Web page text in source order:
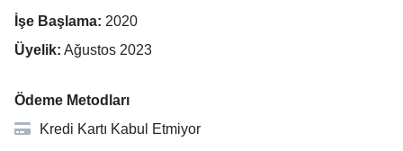
İşe Başlama: 2020
Üyelik: Ağustos 2023
Ödeme Metodları
Kredi Kartı Kabul Etmiyor